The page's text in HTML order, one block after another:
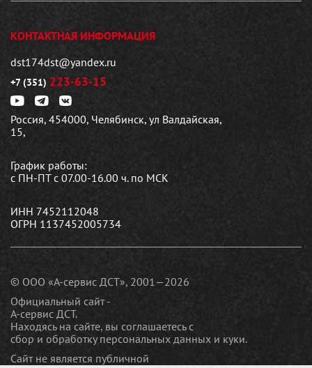
КОНТАКТНАЯ ИНФОРМАЦИЯ
dst174dst@yandex.ru
+7 (351) 223-63-15
Россия, 454000, Челябинск, ул Валдайская,
15,
График работы:
с ПН-ПТ с 07.00-16.00 ч. по МСК
ИНН 7452112048
ОГРН 1137452005734
© ООО «А-сервис ДСТ», 2001—2026
Официальный сайт -
А-сервис ДСТ.
Находясь на сайте, вы соглашаетесь c
сбор и обработку персональных данных и куки.
Сайт не является публичной